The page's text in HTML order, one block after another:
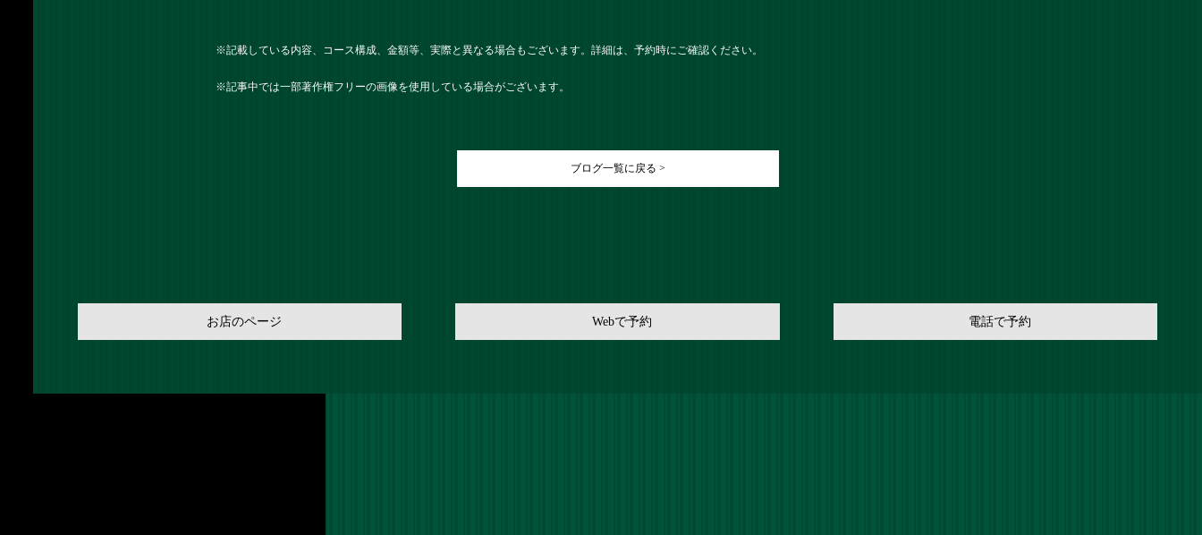
※記載している内容、コース構成、金額等、実際と異なる場合もございます。詳細は、予約時にご確認ください。
※記事中では一部著作権フリーの画像を使用している場合がございます。
ブログ一覧に戻る >
お店のページ Webで予約 電話で予約